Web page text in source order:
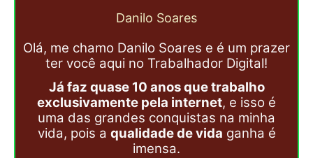
Danilo Soares
Olá, me chamo Danilo Soares e é um prazer
ter você aqui no Trabalhador Digital!
Já faz quase 10 anos que trabalho
exclusivamente pela internet, e isso é
uma das grandes conquistas na minha
vida, pois a qualidade de vida ganha é
imensa.